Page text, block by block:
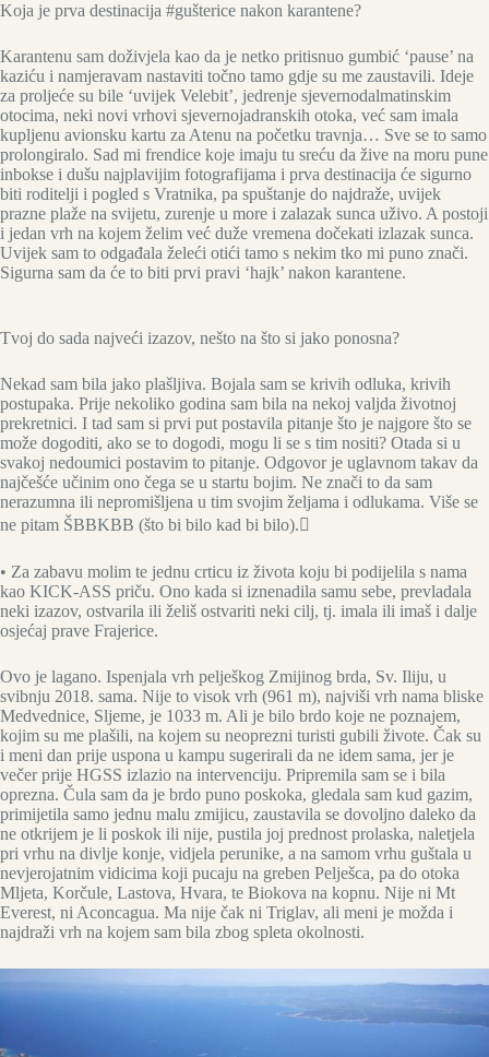
Koja je prva destinacija #gušterice nakon karantene?
Karantenu sam doživjela kao da je netko pritisnuo gumbić ‘pause’ na
kaziću i namjeravam nastaviti točno tamo gdje su me zaustavili. Ideje
za proljeće su bile ‘uvijek Velebit’, jedrenje sjevernodalmatinskim
otocima, neki novi vrhovi sjevernojadranskih otoka, već sam imala
kupljenu avionsku kartu za Atenu na početku travnja… Sve se to samo
prolongiralo. Sad mi frendice koje imaju tu sreću da žive na moru pune
inbokse i dušu najplavijim fotografijama i prva destinacija će sigurno
biti roditelji i pogled s Vratnika, pa spuštanje do najdraže, uvijek
prazne plaže na svijetu, zurenje u more i zalazak sunca uživo. A postoji
i jedan vrh na kojem želim već duže vremena dočekati izlazak sunca.
Uvijek sam to odgađala želeći otići tamo s nekim tko mi puno znači.
Sigurna sam da će to biti prvi pravi ‘hajk’ nakon karantene.
Tvoj do sada najveći izazov, nešto na što si jako ponosna?
Nekad sam bila jako plašljiva. Bojala sam se krivih odluka, krivih
postupaka. Prije nekoliko godina sam bila na nekoj valjda životnoj
prekretnici. I tad sam si prvi put postavila pitanje što je najgore što se
može dogoditi, ako se to dogodi, mogu li se s tim nositi? Otada si u
svakoj nedoumici postavim to pitanje. Odgovor je uglavnom takav da
najčešće učinim ono čega se u startu bojim. Ne znači to da sam
nerazumna ili nepromišljena u tim svojim željama i odlukama. Više se
ne pitam ŠBBKBB (što bi bilo kad bi bilo).
• Za zabavu molim te jednu crticu iz života koju bi podijelila s nama
kao KICK-ASS priču. Ono kada si iznenadila samu sebe, prevladala
neki izazov, ostvarila ili želiš ostvariti neki cilj, tj. imala ili imaš i dalje
osjećaj prave Frajerice.
Ovo je lagano. Ispenjala vrh pelješkog Zmijinog brda, Sv. Iliju, u
svibnju 2018. sama. Nije to visok vrh (961 m), najviši vrh nama bliske
Medvednice, Sljeme, je 1033 m. Ali je bilo brdo koje ne poznajem,
kojim su me plašili, na kojem su neoprezni turisti gubili živote. Čak su
i meni dan prije uspona u kampu sugerirali da ne idem sama, jer je
večer prije HGSS izlazio na intervenciju. Pripremila sam se i bila
oprezna. Čula sam da je brdo puno poskoka, gledala sam kud gazim,
primijetila samo jednu malu zmijicu, zaustavila se dovoljno daleko da
ne otkrijem je li poskok ili nije, pustila joj prednost prolaska, naletjela
pri vrhu na divlje konje, vidjela perunike, a na samom vrhu guštala u
nevjerojatnim vidicima koji pucaju na greben Pelješca, pa do otoka
Mljeta, Korčule, Lastova, Hvara, te Biokova na kopnu. Nije ni Mt
Everest, ni Aconcagua. Ma nije čak ni Triglav, ali meni je možda i
najdraži vrh na kojem sam bila zbog spleta okolnosti.